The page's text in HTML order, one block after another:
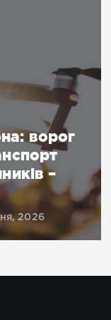
ворог
–
2026